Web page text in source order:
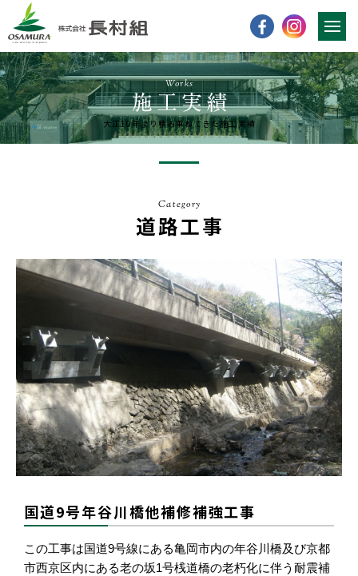
Works
大正10年より積み重ねてきた施工実績
道路工事
Category
国道9号年谷川橋他補修補強工事
この工事は国道9号線にある亀岡市内の年谷川橋及び京都
市西京区内にある老の坂1号桟道橋の老朽化に伴う耐震補